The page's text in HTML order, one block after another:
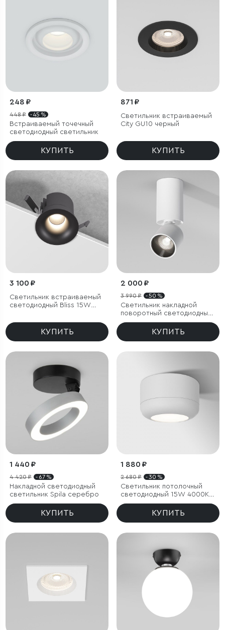
248 ₽
448 ₽ - 45 %
Встраиваемый точечный
светодиодный светильник
КУПИТЬ
871 ₽
Светильник встраиваемый
City GU10 черный
КУПИТЬ
3 100 ₽
Светильник встраиваемый
светодиодный Bliss 15W
КУПИТЬ
2 000 ₽
3 990 ₽ - 50 %
Светильник накладной
поворотный светодиодный
Spot 8W 4000K белый
КУПИТЬ
1 440 ₽
4 420 ₽ - 67 %
Накладной светодиодный
светильник Spila серебро
КУПИТЬ
1 880 ₽
2 680 ₽ - 30 %
Светильник потолочный
светодиодный 15W 4000K
белый
КУПИТЬ